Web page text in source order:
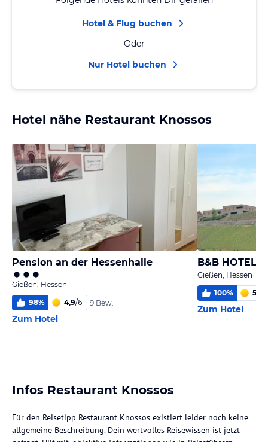
Hotel & Flug buchen
Oder
Nur Hotel buchen
Hotel nähe Restaurant Knossos
Pension an der Hessenhalle
Gießen, Hessen
98% 4,9/6 9 Bew.
Zum Hotel
B&B HOTEL
Gießen, Hessen
100% 5,0
Zum Hotel
Infos Restaurant Knossos
Für den Reisetipp Restaurant Knossos existiert leider noch keine
allgemeine Beschreibung. Dein wertvolles Reisewissen ist jetzt